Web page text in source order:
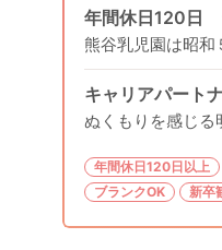
年間休日120日
熊谷乳児園は昭
キャリアパート
ぬくもりを感じる
年間休日120日以上
ブランクOK
新卒